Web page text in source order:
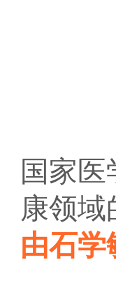
国家
康领域
由石学